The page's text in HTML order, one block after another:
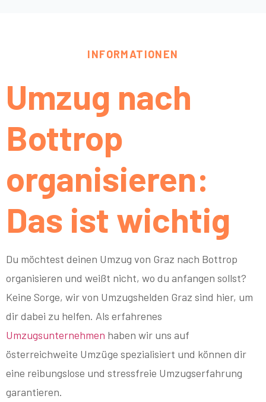
INFORMATIONEN
Umzug nach
Bottrop
organisieren:
Das ist wichtig
Du möchtest deinen Umzug von Graz nach Bottrop
organisieren und weißt nicht, wo du anfangen sollst?
Keine Sorge, wir von Umzugshelden Graz sind hier, um
dir dabei zu helfen. Als erfahrenes
Umzugsunternehmen haben wir uns auf
österreichweite Umzüge spezialisiert und können dir
eine reibungslose und stressfreie Umzugserfahrung
garantieren.